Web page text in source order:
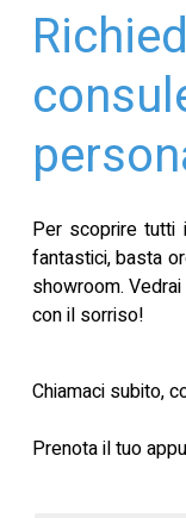
Per scoprire
fantastici, basta
showroom.
con il sorriso!
Chiamaci subito,
Prenota il tuo